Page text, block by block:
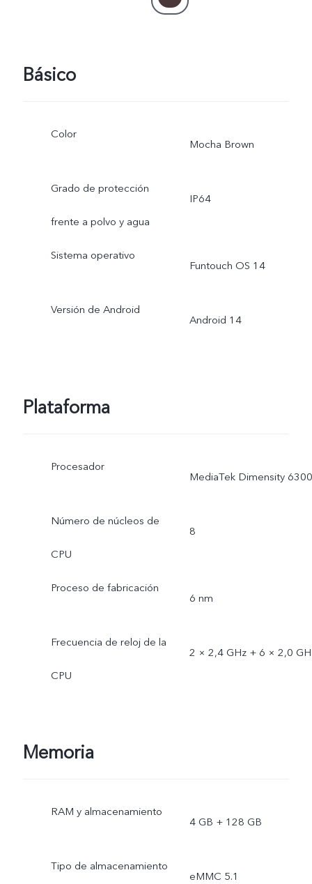
Básico
Color
Mocha Brown
Grado de protección
frente a polvo y agua
IP64
Sistema operativo
Funtouch OS 14
Versión de Android
Android 14
Plataforma
Procesador
MediaTek Dimensity 6300
Número de núcleos de
CPU
8
Proceso de fabricación
6 nm
Frecuencia de reloj de la
CPU
2 × 2,4 GHz + 6 × 2,0
Memoria
RAM y almacenamiento
4 GB + 128 GB
Tipo de almacenamiento
eMMC 5.1